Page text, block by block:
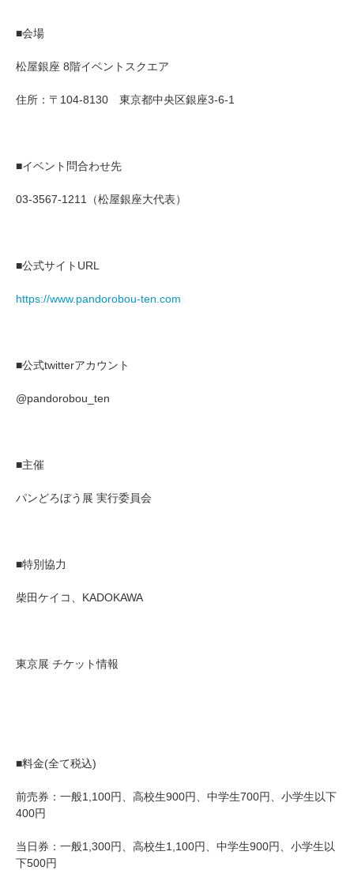
■会場
松屋銀座 8階イベントスクエア
住所：〒104-8130 東京都中央区銀座3-6-1
■イベント問合わせ先
03-3567-1211（松屋銀座大代表）
■公式サイトURL
https://www.pandorobou-ten.com
■公式twitterアカウント
@pandorobou_ten
■主催
パンどろぼう展 実行委員会
■特別協力
柴田ケイコ、KADOKAWA
東京展 チケット情報
■料金(全て税込)
前売券：一般1,100円、高校生900円、中学生700円、小学生以下
400円
当日券：一般1,300円、高校生1,100円、中学生900円、小学生以
下500円